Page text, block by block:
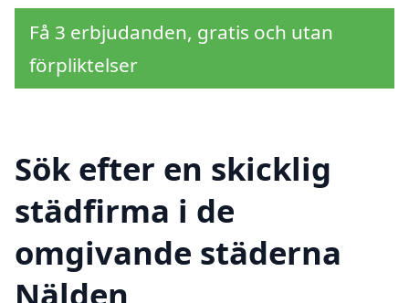
Få 3 erbjudanden, gratis och utan
förpliktelser
Sök efter en skicklig
städfirma i de
omgivande städerna